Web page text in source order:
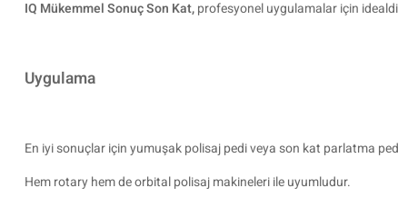
IQ Mükemmel Sonuç Son Kat,profesyonel uygulamalar için
Uygulama
En iyi sonuçlar için yumuşak polisaj pedi veya son kat parlatma
Hem rotary hem de orbital polisaj makineleri ile uyumludur.